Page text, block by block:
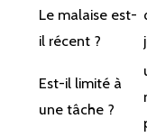
Le malaise est-
il récent ?
Est-il limité à
une tâche ?